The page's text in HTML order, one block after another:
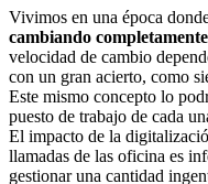
Vivimos en una época
cambiando
velocidad de cambio
con un gran acierto, como
Este mismo concepto lo
puesto de trabajo de cada
El impacto de la
llamadas de las oficina es
gestionar una cantidad